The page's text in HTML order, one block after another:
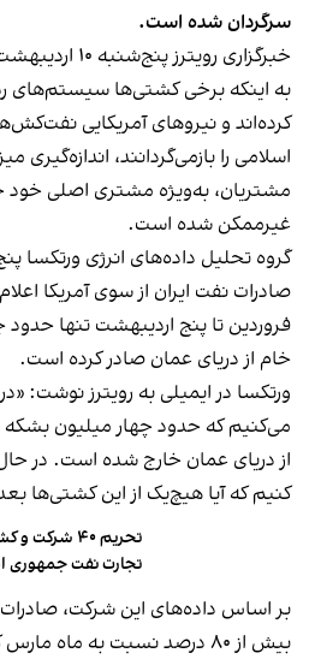
سرگردان شده است.
خبرگزاری
به اینکه برخی کشتی‌ها سیستم‌های
کرده‌اند و نیروهای آمریکایی
اسلامی را بازمی‌گردانند، اندازه‌گیری
مشتریان، به‌ویژه مشتری اصلی
غیرممکن شده است.
گروه تحلیل داده‌های انرژی ورتکسا
فروردین تا پنج اردیبهشت تنها
خام از دریای عمان صادر کرده است.
ورتکسا در ایمیلی به رویترز نوشت:
می‌کنیم که حدود چهار میلیون بشکه
از دریای عمان خارج شده است. در
کنیم که آیا هیچ‌یک از این کشتی‌ها
تحریم ۴۰
تجارت نفت جمهوری
بر اساس داده‌های این شرکت، صادرات
بیش از ۸۰ درصد نسبت به ماه